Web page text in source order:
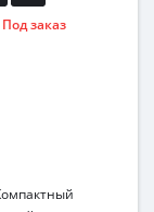
Под заказ